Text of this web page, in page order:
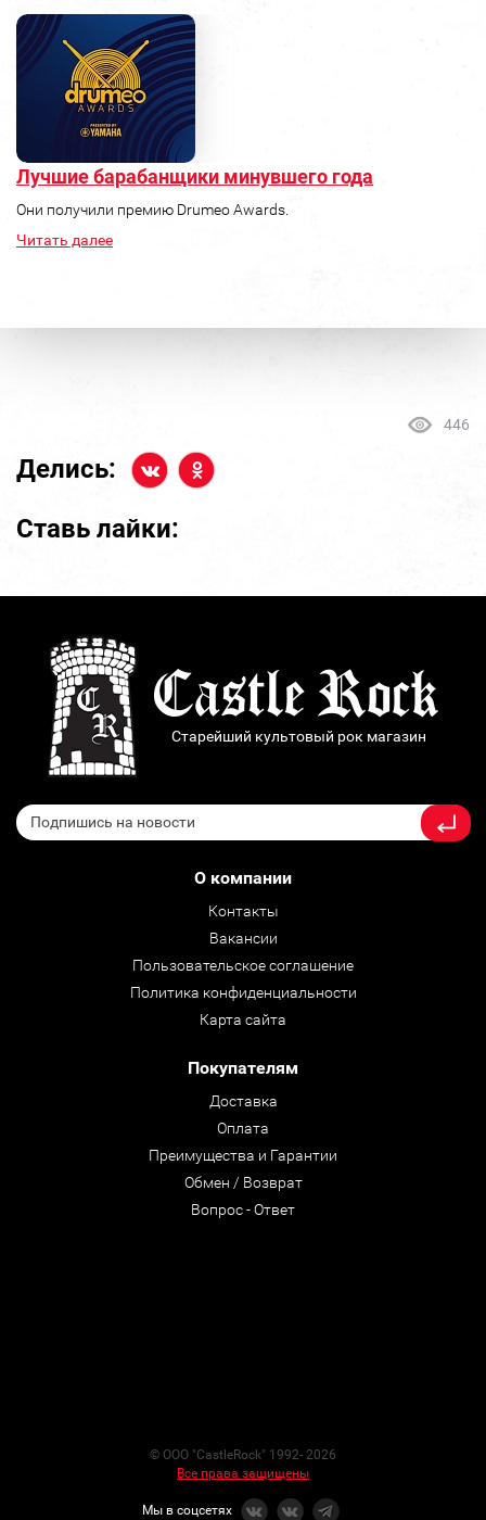
Лучшие барабанщики минувшего года
Они получили премию Drumeo Awards.
Читать далее
446
Делись:
Ставь лайки:
Старейший культовый рок магазин
О компании
Контакты
Вакансии
Пользовательское соглашение
Политика конфиденциальности
Карта сайта
Покупателям
Доставка
Оплата
Преимущества и Гарантии
Обмен / Возврат
Вопрос - Ответ
© ООО "CastleRock" 1992- 2026
Все права защищены
Мы в соцсетях